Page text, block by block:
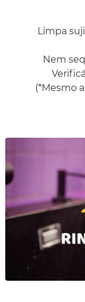
Limpa
Nem
(*Mesmo